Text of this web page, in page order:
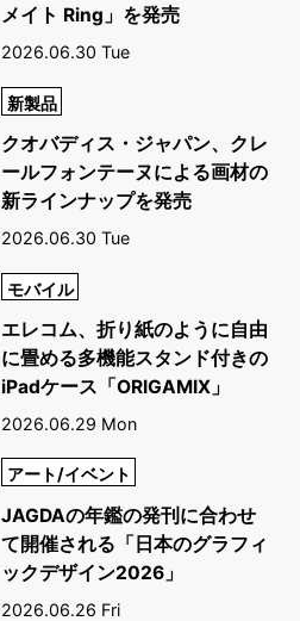
メイト Ring」を発売
2026.06.30 Tue
新製品
クオバディス・ジャパン、クレ
ールフォンテーヌによる画材の
新ラインナップを発売
2026.06.30 Tue
モバイル
エレコム、折り紙のように自由
に畳める多機能スタンド付きの
iPadケース「ORIGAMIX」
2026.06.29 Mon
アート/イベント
JAGDAの年鑑の発刊に合わせ
て開催される「日本のグラフィ
ックデザイン2026」
2026.06.26 Fri